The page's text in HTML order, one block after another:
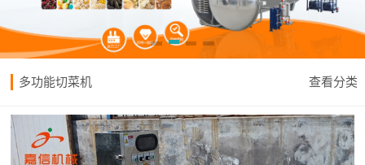
多功能切菜机 查看分类